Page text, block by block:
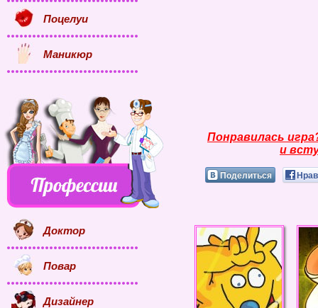
Понравилась
и
Поделиться
Поцелуи
Маникюр
Доктор
Повар
Дизайнер